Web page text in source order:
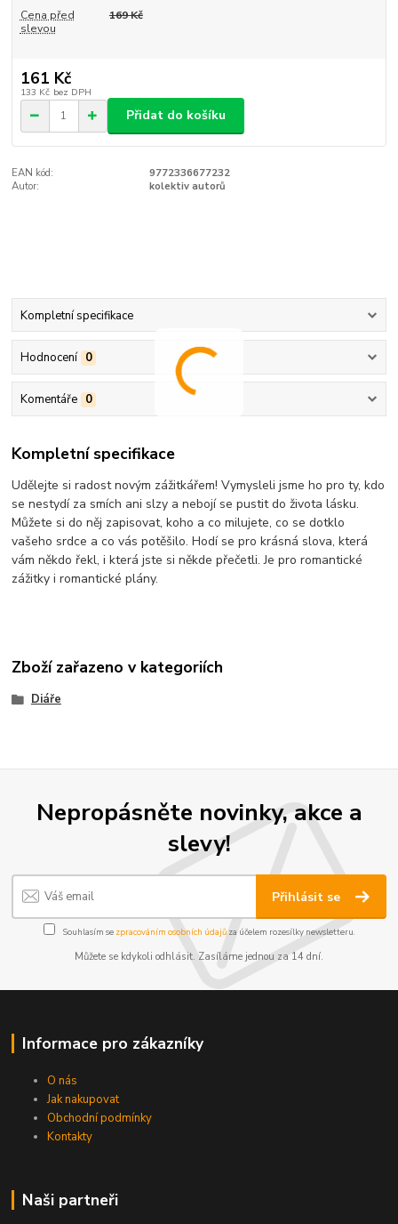
Cena před
slevou
169 Kč
161 Kč
133 Kč bez DPH
Přidat do košíku
EAN kód:
9772336677232
Autor:
kolektiv autorů
Kompletní specifikace
Hodnocení 0
Komentáře 0
Kompletní specifikace
Udělejte si radost novým zážitkářem! Vymysleli jsme ho pro ty, kdo
se nestydí za smích ani slzy a nebojí se pustit do života lásku.
Můžete si do něj zapisovat, koho a co milujete, co se dotklo
vašeho srdce a co vás potěšilo. Hodí se pro krásná slova, která
vám někdo řekl, i která jste si někde přečetli. Je pro romantické
zážitky i romantické plány.
Zboží zařazeno v kategoriích
Diáře
Nepropásněte novinky, akce a
slevy!
Přihlásit se
Souhlasím se zpracováním osobních údajůza účelem rozesílky newsletteru.
Můžete se kdykoli odhlásit. Zasíláme jednou za 14 dní.
Informace pro zákazníky
O nás
Jak nakupovat
Obchodní podmínky
Kontakty
Naši partneři